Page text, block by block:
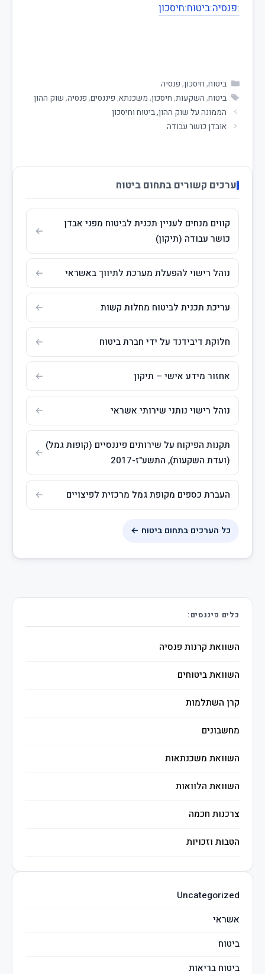
:פנסיה:ביטוח:חיסכון
ביטוח, חיסכון, פנסיה
ביטוח, השקעות, חיסכון, משכנתא, פיננסים, פנסיה, שוק ההון
הממונה על שוק ההון, ביטוח וחיסכון
אובדן כושר עבודה
ערכים קשורים בתחום ביטוח
קווים מנחים לעניין תכנית לביטוח מפני אבדן
כושר עבודה (תיקון)
נוהל רישוי להפעלת מערכת לתיווך באשראי
עריכת תכנית לביטוח מחלות קשות
חלוקת דיבידנד על ידי חברת ביטוח
אחזור מידע אישי – תיקון
נוהל רישוי נותני שירותי אשראי
תקנות הפיקוח על שירותים פיננסיים (קופות גמל)
(ועדת השקעות), התשע"ז-2017
העברת כספים מקופת גמל מרכזית לפיצויים
כל הערכים בתחום ביטוח ←
כלים פיננסים:
השוואת קרנות פנסיה
השוואת ביטוחים
קרן השתלמות
מחשבונים
השוואת משכנתאות
השוואת הלוואות
צרכנות חכמה
הטבות וזכויות
השקעות חכמות
מיסים
Uncategorized
אשראי
ביטוח
ביטוח בריאות